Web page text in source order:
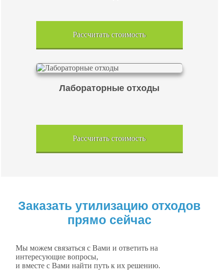
Рассчитать стоимость
Лабораторные отходы
Рассчитать стоимость
Заказать утилизацию отходов
прямо сейчас
Мы можем связаться с Вами и ответить на
интересующие вопросы,
и вместе с Вами найти путь к их решению.